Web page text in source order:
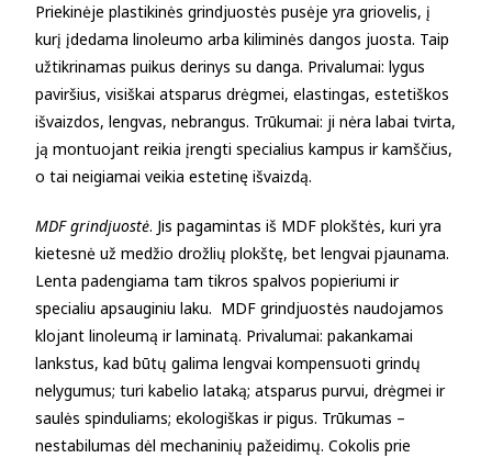
Priekinėje plastikinės grindjuostės pusėje yra griovelis, į
kurį įdedama linoleumo arba kiliminės dangos juosta. Taip
užtikrinamas puikus derinys su danga. Privalumai: lygus
paviršius, visiškai atsparus drėgmei, elastingas, estetiškos
išvaizdos, lengvas, nebrangus. Trūkumai: ji nėra labai tvirta,
ją montuojant reikia įrengti specialius kampus ir kamščius,
o tai neigiamai veikia estetinę išvaizdą.
MDF grindjuostė. Jis pagamintas iš MDF plokštės, kuri yra
kietesnė už medžio drožlių plokštę, bet lengvai pjaunama.
Lenta padengiama tam tikros spalvos popieriumi ir
specialiu apsauginiu laku. MDF grindjuostės naudojamos
klojant linoleumą ir laminatą. Privalumai: pakankamai
lankstus, kad būtų galima lengvai kompensuoti grindų
nelygumus; turi kabelio lataką; atsparus purvui, drėgmei ir
saulės spinduliams; ekologiškas ir pigus. Trūkumas –
nestabilumas dėl mechaninių pažeidimų. Cokolis prie